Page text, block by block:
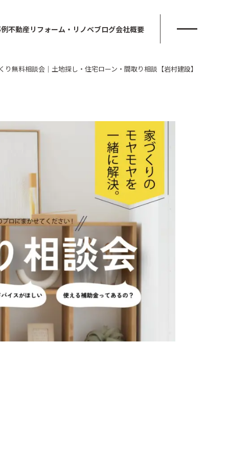
不動産リフォーム・リノベブログ会社概要
り無料相談会｜土地探し・住宅ローン・間取り相談【岩村建設】